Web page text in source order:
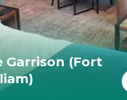
Garrison (Fort